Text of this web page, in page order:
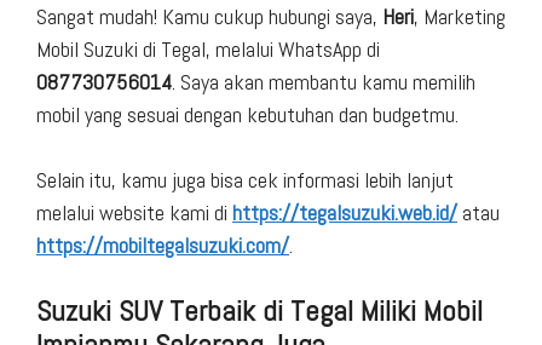
Sangat mudah! Kamu cukup hubungi saya, Heri, Marketing
Mobil Suzuki di Tegal, melalui WhatsApp di
087730756014. Saya akan membantu kamu memilih
mobil yang sesuai dengan kebutuhan dan budgetmu.
Selain itu, kamu juga bisa cek informasi lebih lanjut
melalui website kami di https://tegalsuzuki.web.id/atau
https://mobiltegalsuzuki.com/.
Suzuki SUV Terbaik di Tegal Miliki Mobil